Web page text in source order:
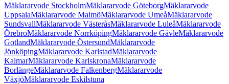
Mäklararvode StockholmMäklararvode GöteborgMäklararvode
UppsalaMäklararvode MalmöMäklararvode UmeåMäklararvode
SundsvallMäklararvode VästeråsMäklararvode LuleåMäklararvode
ÖrebroMäklararvode NorrköpingMäklararvode GävleMäklararvode
GotlandMäklararvode ÖstersundMäklararvode
JönköpingMäklararvode KarlstadMäklararvode
KalmarMäklararvode KarlskronaMäklararvode
BorlängeMäklararvode FalkenbergMäklararvode
VäxjöMäklararvode Eskilstuna